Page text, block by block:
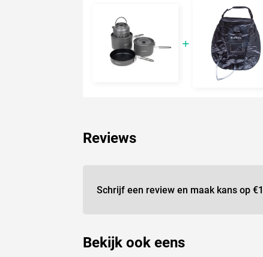
Reviews
Schrijf een review en maak kans op
Bekijk ook eens